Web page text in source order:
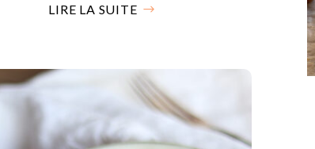
LIRE LA SUITE